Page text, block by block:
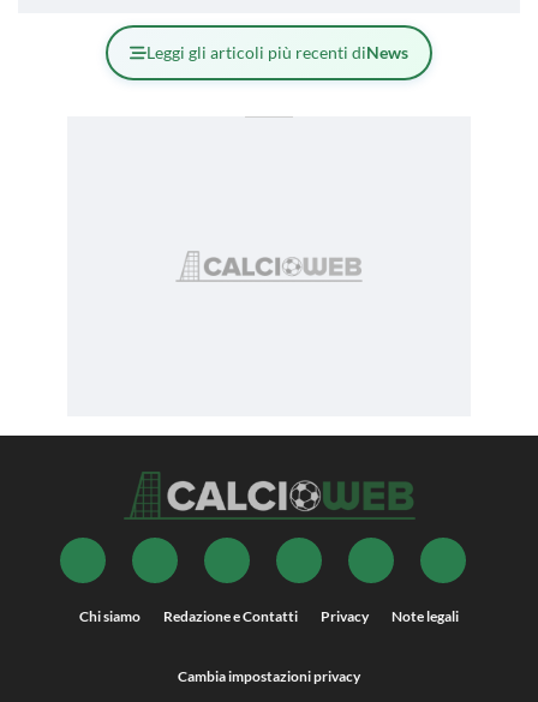
Leggi gli articoli più recenti diNews
Chi siamo Redazione e Contatti Privacy Note legali
Cambia impostazioni privacy